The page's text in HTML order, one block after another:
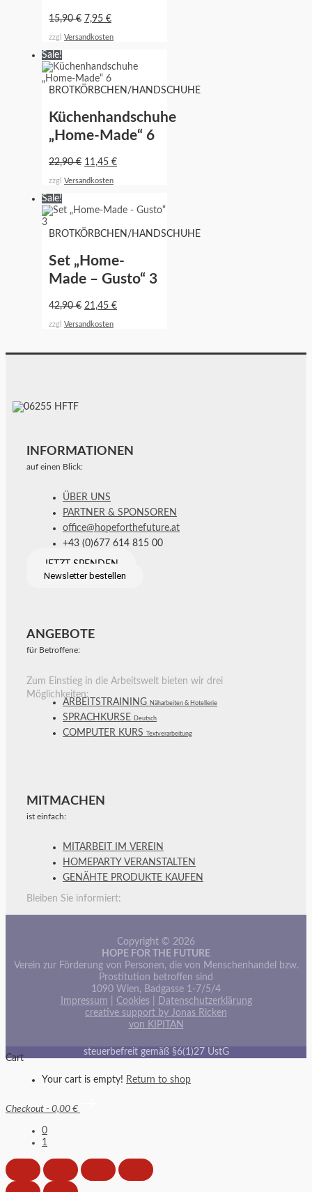
15,90€ 7,95 €
zzgl Versandkosten
Sale!
BROTKÖRBCHEN/HANDSCHUHE
Küchenhandschuhe
„Home-Made“ 6
22,90€ 11,45 €
zzgl Versandkosten
Sale!
BROTKÖRBCHEN/HANDSCHUHE
Set „Home-
Made – Gusto“ 3
42,90€ 21,45 €
zzgl Versandkosten
INFORMATIONEN
auf einen Blick:
ÜBER UNS
PARTNER & SPONSOREN
office@hopeforthefuture.at
+43 (0)677 614 815 00
JETZT SPENDEN
Newsletter bestellen
ANGEBOTE
für Betroffene:
Zum Einstieg in die Arbeitswelt bieten wir drei
Möglichkeiten:
ARBEITSTRAINING Näharbeiten & Hotellerie
SPRACHKURSE Deutsch
COMPUTER KURS Textverarbeitung
MITMACHEN
ist einfach:
MITARBEIT IM VEREIN
HOMEPARTY VERANSTALTEN
GENÄHTE PRODUKTE KAUFEN
Bleiben Sie informiert:
Copyright © 2026
HOPE FOR THE FUTURE
Verein zur Förderung von Personen, die von Menschenhandel bzw.
Prostitution betroffen sind
1090 Wien, Badgasse 1-7/5/4
Impressum
Cookies|
Datenschutzerklärung
creative support by Jonas Ricken
von KIPITAN
steuerbefreit gemäß §6(1)27 UstG
Cart
Your cart is empty! Return to shop
Checkout - 0,00 €
0
1